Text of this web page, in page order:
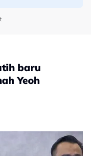
baru
Yeoh